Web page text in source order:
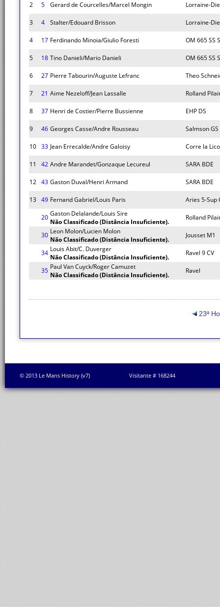
2 5 Gerard de Courcelles/Marcel Mongin Lorraine-
3 4 Stalter/Edouard Brisson Lorraine-
4 17 Ferdinando Minoia/Giulio Foresti OM 665 SS
5 18 Tino Danieli/Mario Danieli OM 665 SS
6 27 Pierre Tabourin/Auguste Lefranc Theo
7 21 Aime Nezeloff/Jean Lassalle Rolland
8 37 Henri de Costier/Pierre Bussienne EHP DS
9 46 Georges Casse/Andre Rousseau Salmson GS
10 33 Jean Errecalde/Andre Galoisy Corre la
11 42 Andre Marandet/Gonzaque Lecureul SARA BDE
12 43 Gaston Duval/Henri Armand SARA BDE
13 49 Fernand Gabriel/Louis Paris Aries 5-Sup
20 Gaston Delalande/Louis Sire
Não Classificado (Distância Insuficiente).
Rolland
30 Leon Molon/Lucien Molon
Não Classificado (Distância Insuficiente).
Jousset M1
34 Louis Abit/C. Duverger
Não Classificado (Distância Insuficiente).
Ravel 9 CV
35 Paul Van Cuyck/Roger Camuzet
Não Classificado (Distância Insuficiente).
Ravel
23ª
© 2013 Le Mans History (v7) Visitante # 168244